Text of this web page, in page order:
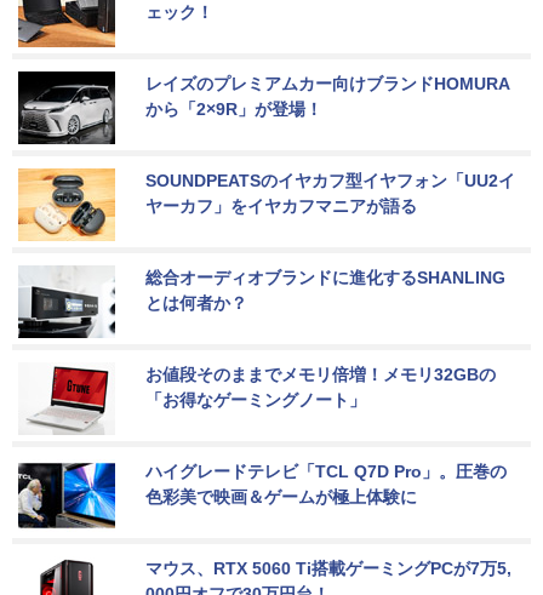
ェック！
レイズのプレミアムカー向けブランドHOMURA
から「2×9R」が登場！
SOUNDPEATSのイヤカフ型イヤフォン「UU2イ
ヤーカフ」をイヤカフマニアが語る
総合オーディオブランドに進化するSHANLING
とは何者か？
お値段そのままでメモリ倍増！メモリ32GBの
「お得なゲーミングノート」
ハイグレードテレビ「TCL Q7D Pro」。圧巻の
色彩美で映画＆ゲームが極上体験に
マウス、RTX 5060 Ti搭載ゲーミングPCが7万5,